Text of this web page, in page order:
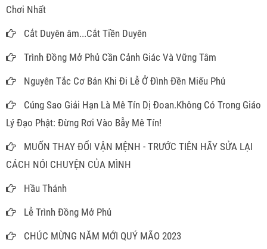
Chơi Nhất
Cắt Duyên âm...Cắt Tiền Duyên
Trình Đồng Mở Phủ Cần Cảnh Giác Và Vững Tâm
Nguyên Tắc Cơ Bản Khi Đi Lễ Ở Đình Đền Miếu Phủ
Cúng Sao Giải Hạn Là Mê Tín Dị Đoan.Không Có Trong Giáo
Lý Đạo Phật: Đừng Rơi Vào Bẫy Mê Tín!
MUỐN THAY ĐỔI VẬN MỆNH - TRƯỚC TIÊN HÃY SỬA LẠI
CÁCH NÓI CHUYỆN CỦA MÌNH
Hầu Thánh
Lễ Trình Đồng Mở Phủ
CHÚC MỪNG NĂM MỚI QUÝ MÃO 2023